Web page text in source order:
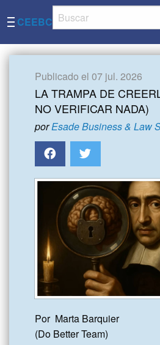
CEEBC
Publicado el 07 jul. 2026
LA TRAMPA DE
NO VERIFICAR NADA)
porEsade Business & Law
Por  Marta Barquier
(Do Better Team)